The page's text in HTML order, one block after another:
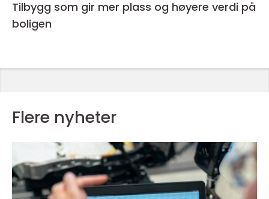
Tilbygg som gir mer plass og høyere verdi på
boligen
Flere nyheter